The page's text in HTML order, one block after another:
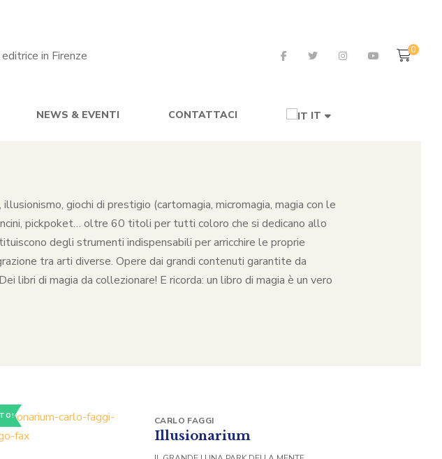
0
NEWS & EVENTI CONTATTACI IT
giochi di prestigio (cartomagia, micromagia, magia con le
pickpoket… oltre 60 titoli per tutti coloro che si dedicano allo
degli strumenti indispensabili per arricchire le proprie
tra arti diverse. Opere dai grandi contenuti garantite da
di magia da collezionare! E ricorda: un libro di magia è un vero
Illusionarium
CARLO FAGGI